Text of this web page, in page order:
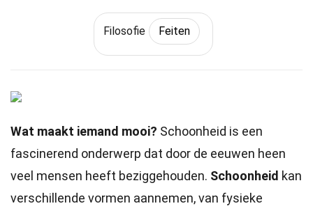
Filosofie Feiten
Wat maakt iemand mooi? Schoonheid is een
fascinerend onderwerp dat door de eeuwen heen
veel mensen heeft beziggehouden. Schoonheid kan
verschillende vormen aannemen, van fysieke